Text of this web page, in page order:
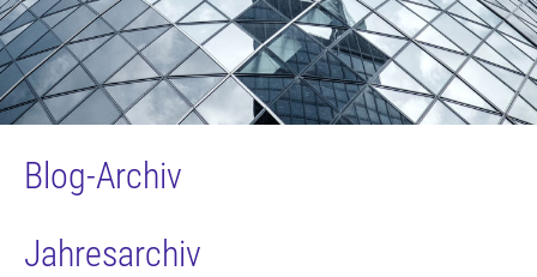
Blog-Archiv
Jahresarchiv